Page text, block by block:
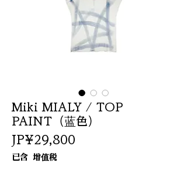
Miki MIALY / TOP
PAINT（蓝色）
JP¥29,800
已含 增值税